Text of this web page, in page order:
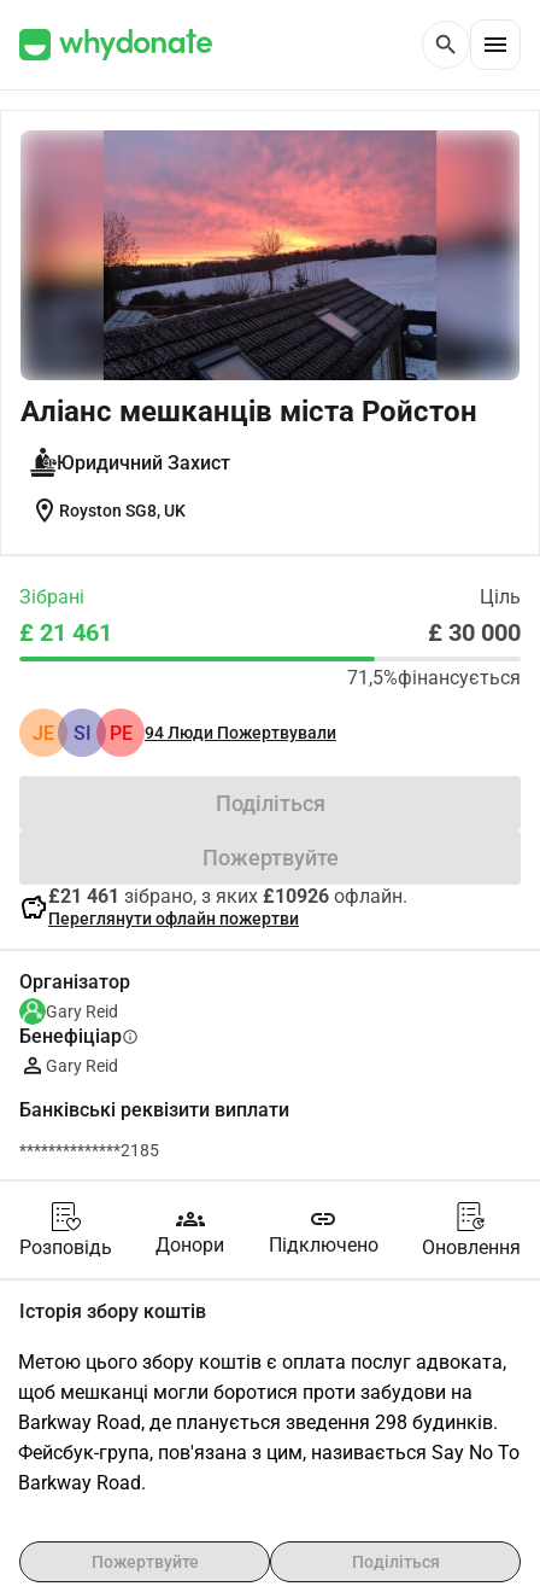
search menu
Аліанс мешканців міста Ройстон
Юридичний Захист
location_on Royston SG8, UK
Зібрані Ціль
£ 21 461 £ 30 000
71,5%фінансується
JE SI PE 94Люди Пожертвували
Поділіться
Пожертвуйте
savings£21 461 зібрано, з яких £10926 офлайн.
Переглянути офлайн пожертви
Організатор
Gary Reid
Бенефіціарinfo
Gary Reid
Банківські реквізити виплати
**************2185
Розповідь
groups
Донори
link
Підключено Оновлення
Історія збору коштів
Метою цього збору коштів є оплата послуг адвоката,
щоб мешканці могли боротися проти забудови на
Barkway Road, де планується зведення 298 будинків.
Фейсбук-група, пов'язана з цим, називається Say No To
Barkway Road.
Пожертвуйте Поділіться